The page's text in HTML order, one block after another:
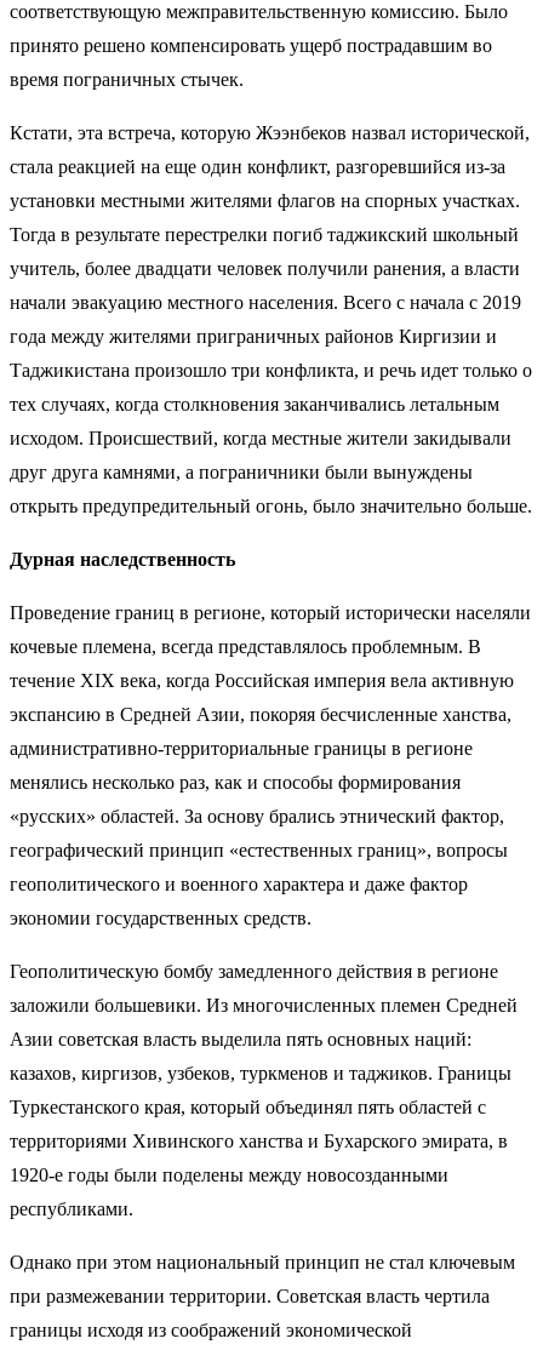
соответствующую межправительственную комиссию. Было
принято решено компенсировать ущерб пострадавшим во
время пограничных стычек.
Кстати, эта встреча, которую Жээнбеков назвал исторической,
стала реакцией на еще один конфликт, разгоревшийся из-за
установки местными жителями флагов на спорных участках.
Тогда в результате перестрелки погиб таджикский школьный
учитель, более двадцати человек получили ранения, а власти
начали эвакуацию местного населения. Всего с начала с 2019
года между жителями приграничных районов Киргизии и
Таджикистана произошло три конфликта, и речь идет только о
тех случаях, когда столкновения заканчивались летальным
исходом. Происшествий, когда местные жители закидывали
друг друга камнями, а пограничники были вынуждены
открыть предупредительный огонь, было значительно больше.
Дурная наследственность
Проведение границ в регионе, который исторически населяли
кочевые племена, всегда представлялось проблемным. В
течение XIX века, когда Российская империя вела активную
экспансию в Средней Азии, покоряя бесчисленные ханства,
административно-территориальные границы в регионе
менялись несколько раз, как и способы формирования
«русских» областей. За основу брались этнический фактор,
географический принцип «естественных границ», вопросы
геополитического и военного характера и даже фактор
экономии государственных средств.
Геополитическую бомбу замедленного действия в регионе
заложили большевики. Из многочисленных племен Средней
Азии советская власть выделила пять основных наций:
казахов, киргизов, узбеков, туркменов и таджиков. Границы
Туркестанского края, который объединял пять областей с
территориями Хивинского ханства и Бухарского эмирата, в
1920-е годы были поделены между новосозданными
республиками.
Однако при этом национальный принцип не стал ключевым
при размежевании территории. Советская власть чертила
границы исходя из соображений экономической